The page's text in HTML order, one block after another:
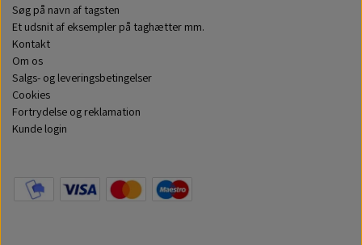
Søg på navn af tagsten
Et udsnit af eksempler på taghætter mm.
Kontakt
Om os
Salgs- og leveringsbetingelser
Cookies
Fortrydelse og reklamation
Kunde login